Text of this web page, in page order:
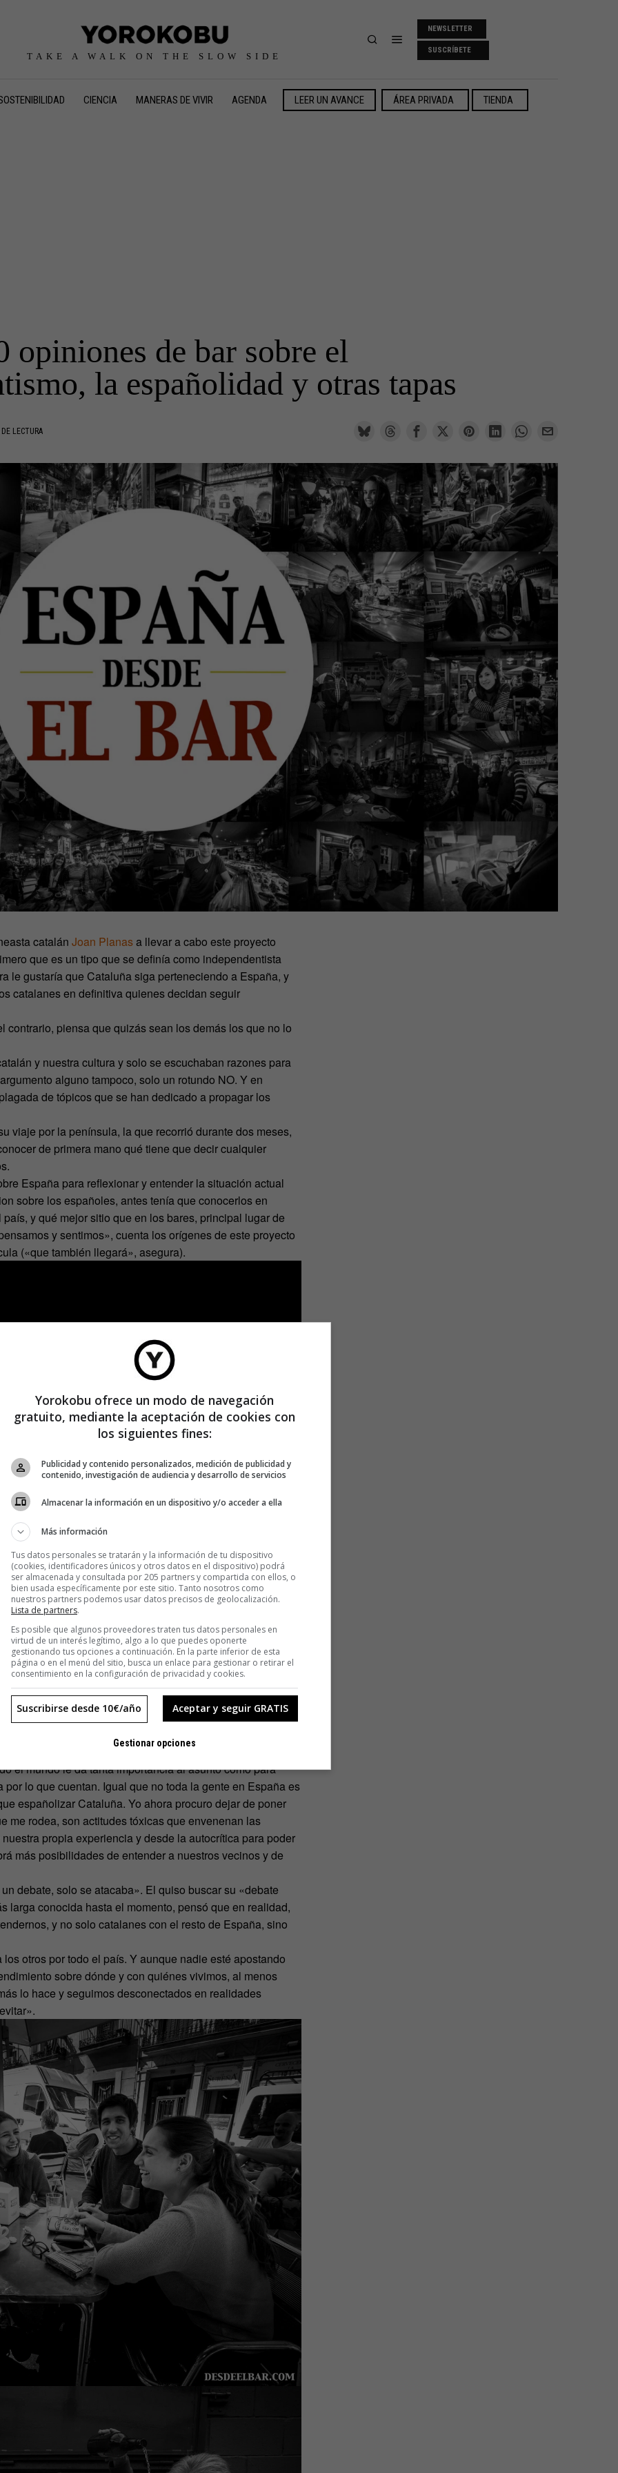
TAKE A WALK ON THE SLOW SIDE
NEWSLETTER
SUSCRÍBETE
CIENCIA MANERAS DE VIVIR AGENDA LEER UN AVANCE ÁREA PRIVADA TIENDA
opiniones de bar sobre el
la españolidad y otras tapas
LECTURA
catalán Joan Planasa llevar a cabo este proyecto
que es un tipo que se definía como independentista
le gustaría que Cataluña siga perteneciendo a España, y
catalanes en definitiva quienes decidan seguir
piensa que quizás sean los demás los que no lo
y nuestra cultura y solo se escuchaban razones para
alguno tampoco, solo un rotundo NO. Y en
de tópicos que se han dedicado a propagar los
viaje por la península, la que recorrió durante dos meses,
de primera mano qué tiene que decir cualquier
España para reflexionar y entender la situación actual
sobre los españoles, antes tenía que conocerlos en
y qué mejor sitio que en los bares, principal lugar de
y sentimos», cuenta los orígenes de este proyecto
(«que también llegará», asegura).
con una campaña decrowdfundingcon la intención de
de otros sitios, que la mayoría de veces ni piensan
dieron el material y un cambio de mentalidad radical. Aun
dar como a él, que estaba seguro que iba a votar por el
las razones por las que quiere ser aún más
han molestado jamás en escuchar lo que opinan los
sino que toca palos como la «política, la
bromea con sus amigos que están a favor sobre su
el mundo le da tanta importancia al asunto como para
lo que cuentan. Igual que no toda la gente en España es
españolizar Cataluña. Yo ahora procuro dejar de poner
me rodea, son actitudes tóxicas que envenenan las
propia experiencia y desde la autocrítica para poder
más posibilidades de entender a nuestros vecinos y de
debate, solo se atacaba». El quiso buscar su «debate
larga conocida hasta el momento, pensó que en realidad,
y no solo catalanes con el resto de España, sino
otros por todo el país. Y aunque nadie esté apostando
sobre dónde y con quiénes vivimos, al menos
lo hace y seguimos desconectados en realidades
Yorokobu ofrece un modo de navegación
gratuito, mediante la aceptación de cookies con
los siguientes fines:
Publicidad y contenido personalizados, medición de publicidad y
contenido, investigación de audiencia y desarrollo de servicios
Almacenar la información en un dispositivo y/o acceder a ella
Más información
Tus datos personales se tratarán y la información de tu dispositivo
(cookies, identificadores únicos y otros datos en el dispositivo) podrá
ser almacenada y consultada por 205 partners y compartida con ellos, o
bien usada específicamente por este sitio. Tanto nosotros como
nuestros partners podemos usar datos precisos de geolocalización.
Lista de partners.
Es posible que algunos proveedores traten tus datos personales en
virtud de un interés legítimo, algo a lo que puedes oponerte
gestionando tus opciones a continuación. En la parte inferior de esta
página o en el menú del sitio, busca un enlace para gestionar o retirar el
consentimiento en la configuración de privacidad y cookies.
Aceptar y seguir GRATIS
Suscribirse desde 10€/año
Gestionar opciones